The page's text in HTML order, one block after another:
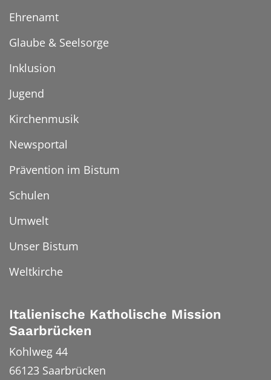
Ehrenamt
Glaube & Seelsorge
Inklusion
Jugend
Kirchenmusik
Newsportal
Prävention im Bistum
Schulen
Umwelt
Unser Bistum
Weltkirche
Italienische Katholische Mission
Saarbrücken
Kohlweg 44
66123 Saarbrücken